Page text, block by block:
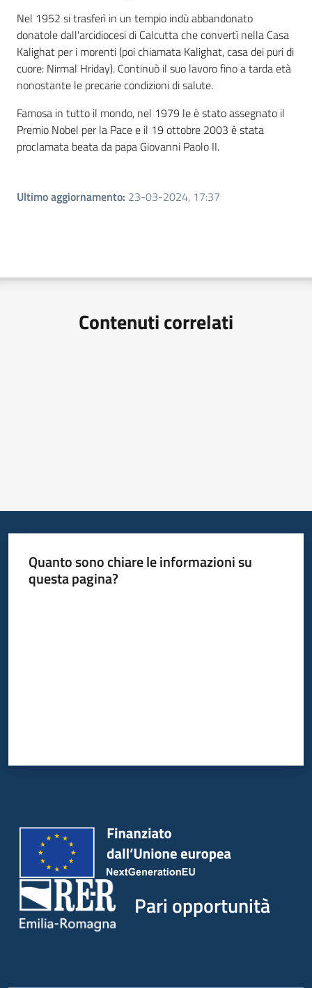
Nel 1952 si trasferì in un tempio indù abbandonato
donatole dall'arcidiocesi di Calcutta che convertì nella Casa
Kalighat per i morenti (poi chiamata Kalighat, casa dei puri di
cuore: Nirmal Hriday). Continuò il suo lavoro fino a tarda età
nonostante le precarie condizioni di salute.
Famosa in tutto il mondo, nel 1979 le è stato assegnato il
Premio Nobel per la Pace e il 19 ottobre 2003 è stata
proclamata beata da papa Giovanni Paolo II.
Ultimo aggiornamento: 23-03-2024, 17:37
Contenuti correlati
Quanto sono chiare le informazioni su
questa pagina?
Pari opportunità